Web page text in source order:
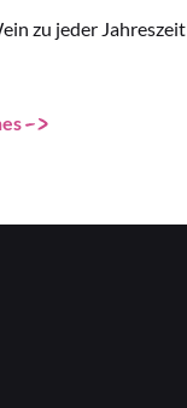
zu jeder Jahreszeit